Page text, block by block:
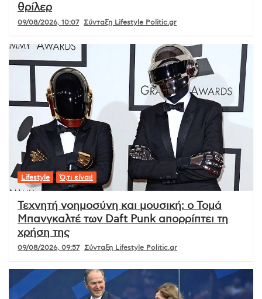
θρίλερ
09/08/2026, 10:07 Σύνταξη Lifestyle Politic.gr
Lifestyle Ό,τι είναι!
Τεχνητή νοημοσύνη και μουσική: ο Τομά
Μπανγκαλτέ των Daft Punk απορρίπτει τη
χρήση της
09/08/2026, 09:57 Σύνταξη Lifestyle Politic.gr